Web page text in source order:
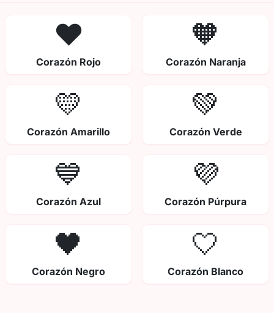
❤️
Corazón Rojo
🧡
Corazón Naranja
💛
Corazón Amarillo
💚
Corazón Verde
💙
Corazón Azul
💜
Corazón Púrpura
🖤
Corazón Negro
🤍
Corazón Blanco